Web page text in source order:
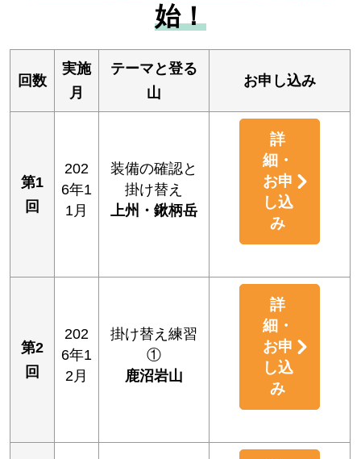
始！
回数
実施
月
テーマと登る
山
お申し込み
第1
回
202
6年1
1月
装備の確認と
掛け替え
上州・鍬柄岳
詳
細・
お申
し込
み
第2
回
202
6年1
2月
掛け替え練習
①
鹿沼岩山
詳
細・
お申
し込
み